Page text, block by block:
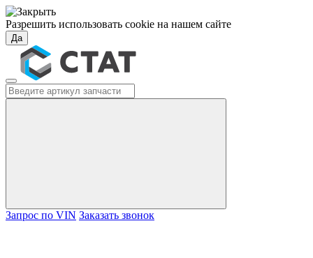
Разрешить использовать cookie на нашем сайте
Да
Запрос по VIN Заказать звонок